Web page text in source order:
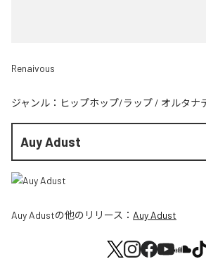
Renaivous
ジャンル： ヒップホップ/ラップ / オルタナ
Auy Adust
Auy Adustの他のリリース： Auy Adust